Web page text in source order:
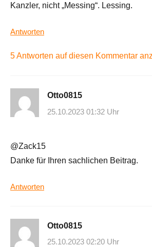
Kanzler, nicht „Messing“. Lessing.
Antworten
5 Antworten auf diesen Kommentar
Otto0815
25.10.2023 01:32 Uhr
@Zack15
Danke für Ihren sachlichen Beitrag.
Antworten
Otto0815
25.10.2023 02:20 Uhr